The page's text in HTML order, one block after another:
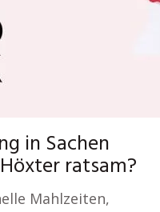
in Sachen
ratsam?
Mahlzeiten,